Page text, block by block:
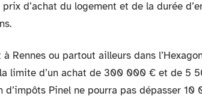
d’achat du logement et de la durée
à Rennes ou partout ailleurs dans
limite d’un achat de 300 000 € et de 5
d’impôts Pinel ne pourra pas dépasser 10